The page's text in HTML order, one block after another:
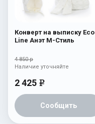
Конверт на выписку Eco
Line Анэт M-Стиль
4 850 р
2 425 e
Сообщить
Наличие уточняйте